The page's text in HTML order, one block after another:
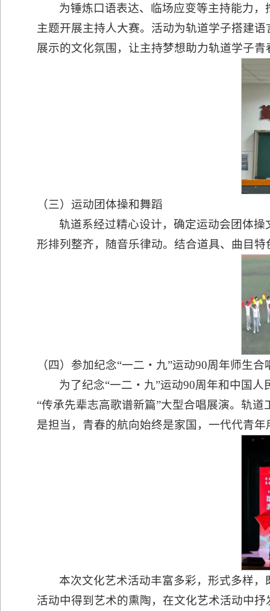
为锤炼口语表达、临场应变等主持能力
主题开展主持人大赛。活动为轨道学子搭建
展示的文化氛围，让主持梦想助力轨道学子青
（三）运动团体操和舞蹈
轨道系经过精心设计，确定运动会团体
形排列整齐，随音乐律动。结合道具、曲目
（四）参加纪念“一二・九”运动90周年师生合
为了纪念“一二・九”运动90周年和中国
“传承先辈志高歌谱新篇”大型合唱展演。轨
是担当，青春的航向始终是家国，一代代青
本次文化艺术活动丰富多彩，形式多样
活动中得到艺术的熏陶，在文化艺术活动中